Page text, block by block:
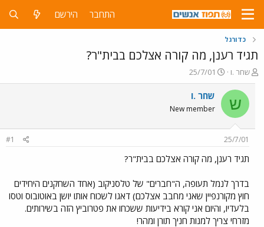
התחבר הירשם
כדורגל
תגיד רענן, מה קורה אצלכם בבית"ר?
פ
ו
ת
ח
ה
ש
א
שחר .ו
פ
ו
ר
ם
י
25/7/01
ש שחר .ו
New member
25/7/01
#1
תגיד רענן, מה קורה אצלכם בבית"ר?
בדרך לנמל תעופה, ה"חברים" של טלסניקוב (אחד השחקנים היחידים
חוץ מקורנפיין שאני מחבב אצלכם) דאגו לשכוח אותו יושן באוטובוס וטסו
בלעדיו, והיום אני קורא בידיעות ששכחו את פטרוביץ הזה בשירותים.
מזרחי צריך למנות חניך תורן ומהר!